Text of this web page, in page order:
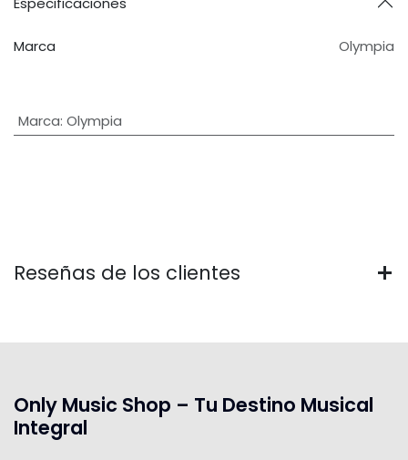
Marca Olympia
Marca: Olympia
Reseñas de los clientes
Only Music Shop – Tu Destino Musical
Integral